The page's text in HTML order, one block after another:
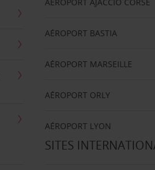
AÉROPORT BASTIA
AÉROPORT MARSEILLE
AÉROPORT ORLY
AÉROPORT LYON
SITES